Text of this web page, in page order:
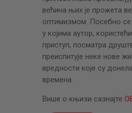
већина њих је прожета
оптимизмом. Посебно се
у којима аутор,
приступ, посматра
преиспитује неке нове
вредности које су
времена.
Више о књизи сазнајте